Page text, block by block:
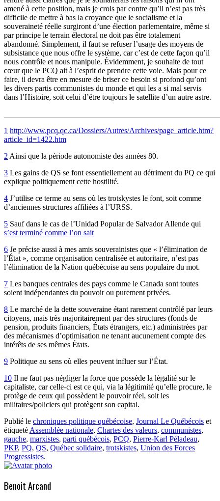
amené à cette position, mais je crois par contre qu’il n’est pas très
difficile de mettre à bas la croyance que le socialisme et la
souveraineté réelle surgiront d’une élection parlementaire, même si
par principe le terrain électoral ne doit pas être totalement
abandonné. Simplement, il faut se refuser l’usage des moyens de
subsistance que nous offre le système, car c’est de cette façon qu’il
nous contrôle et nous manipule. Évidemment, je souhaite de tout
cœur que le PCQ ait à l’esprit de prendre cette voie. Mais pour ce
faire, il devra être en mesure de briser ce besoin si profond qu’ont
les divers partis communistes du monde et qui les a si mal servis
dans l’Histoire, soit celui d’être toujours le satellite d’un autre astre.
1 http://www.pcq.qc.ca/Dossiers/Autres/Archives/page_article.htm?
article_id=1422.htm
2 Ainsi que la période autonomiste des années 80.
3 Les gains de QS se font essentiellement au détriment du PQ ce qui
explique politiquement cette hostilité.
4 J’utilise ce terme au sens où les trotskystes le font, soit comme
d’anciennes structures affiliées à l’URSS.
5 Sauf dans le cas de l’Unidad Popular de Salvador Allende qui
s’est terminé comme l’on sait
6 Je précise aussi à mes amis souverainistes que « l’élimination de
l’État », comme organisation centralisée et autoritaire, n’est pas
l’élimination de la Nation québécoise au sens populaire du mot.
7 Les banques centrales des pays comme le Canada sont toutes
soient indépendantes du pouvoir ou purement privées.
8 Le marché de la dette souveraine étant rarement contrôlé par leurs
citoyens, mais très majoritairement par des structures (fonds de
pension, produits financiers, États étrangers, etc.) administrées par
des mécanismes d’optimisation ne tenant aucunement compte des
intérêts de ses mêmes États.
9 Politique au sens où elles peuvent influer sur l’État.
10 Il ne faut pas négliger la force que possède la légalité sur le
capitaliste, car celle-ci est ce qui, via la légitimité qu’elle procure, le
protège de ceux qui possèdent le pouvoir réel, soit les
militaires/policiers qui protègent son capital.
Publié le chroniques politique québécoise, Journal Le Québécois et
étiqueté Assemblée nationale, Chartes des valeurs, communistes,
gauche, marxistes, parti québécois, PCQ, Pierre-Karl Péladeau,
PKP, PQ, QS, Québec solidaire, trotskistes, Union des Forces
Progressistes.
Benoit Arcand